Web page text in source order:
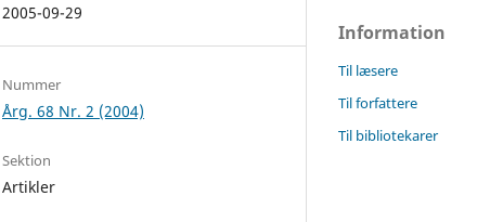
2005-09-29
Nummer
Årg. 68 Nr. 2 (2004)
Sektion
Artikler
Information
Til læsere
Til forfattere
Til bibliotekarer